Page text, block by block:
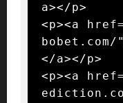
a></p>
<p><a
</a></p>
<p><a